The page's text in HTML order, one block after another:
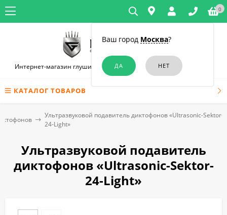
Ваш город Москва?
0
Интернет-магазин глушилок связи и диктофонов в Симферополе
КАТАЛОГ ТОВАРОВ
Ультразвуковой подавитель диктофонов «Ultrasonic-Sektor-
24-Light»
Ультразвуковой подавитель
диктофонов «Ultrasonic-Sektor-
24-Light»